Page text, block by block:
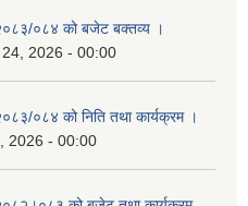
२०८३/०८४ को बजेट बक्तव्य ।
2026 - 00:00
०८४ को निति तथा कार्यक्रम ।
2026 - 00:00